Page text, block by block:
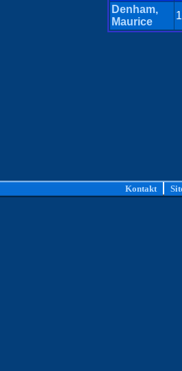
Denham,
Maurice
Kontakt